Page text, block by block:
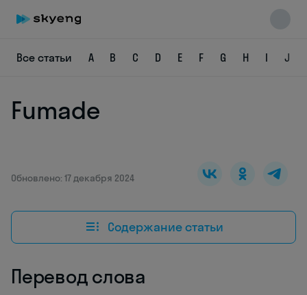
Все статьи A B C D E F G H I J
Fumade
Обновлено: 17 декабря 2024
Содержание статьи
Перевод слова
Skyeng Chat